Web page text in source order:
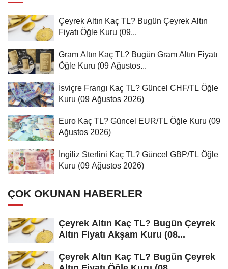
Çeyrek Altın Kaç TL? Bugün Çeyrek Altın
Fiyatı Öğle Kuru (09...
Gram Altın Kaç TL? Bugün Gram Altın Fiyatı
Öğle Kuru (09 Ağustos...
İsviçre Frangı Kaç TL? Güncel CHF/TL Öğle
Kuru (09 Ağustos 2026)
Euro Kaç TL? Güncel EUR/TL Öğle Kuru (09
Ağustos 2026)
İngiliz Sterlini Kaç TL? Güncel GBP/TL Öğle
Kuru (09 Ağustos 2026)
ÇOK OKUNAN HABERLER
Çeyrek Altın Kaç TL? Bugün Çeyrek
Altın Fiyatı Akşam Kuru (08...
Çeyrek Altın Kaç TL? Bugün Çeyrek